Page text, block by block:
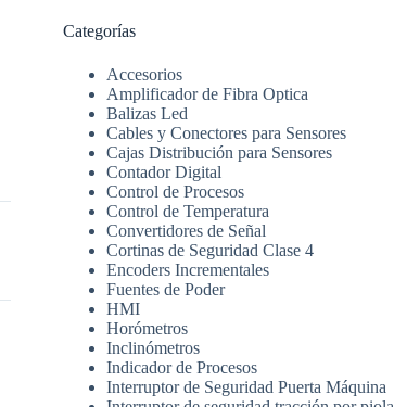
Categorías
Accesorios
Amplificador de Fibra Optica
Balizas Led
Cables y Conectores para Sensores
Cajas Distribución para Sensores
Contador Digital
Control de Procesos
Control de Temperatura
Convertidores de Señal
Cortinas de Seguridad Clase 4
Encoders Incrementales
Fuentes de Poder
HMI
Horómetros
Inclinómetros
Indicador de Procesos
Interruptor de Seguridad Puerta Máquina